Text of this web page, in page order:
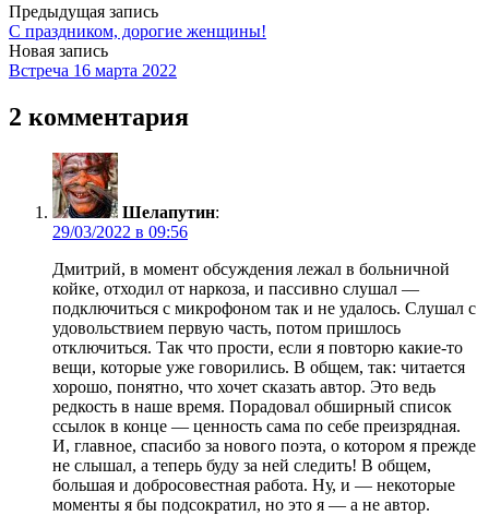
Предыдущая запись
С праздником, дорогие женщины!
Новая запись
Встреча 16 марта 2022
2 комментария
Шелапутин:
29/03/2022 в 09:56
Дмитрий, в момент обсуждения лежал в больничной
койке, отходил от наркоза, и пассивно слушал —
подключиться с микрофоном так и не удалось. Слушал с
удовольствием первую часть, потом пришлось
отключиться. Так что прости, если я повторю какие-то
вещи, которые уже говорились. В общем, так: читается
хорошо, понятно, что хочет сказать автор. Это ведь
редкость в наше время. Порадовал обширный список
ссылок в конце — ценность сама по себе преизрядная.
И, главное, спасибо за нового поэта, о котором я прежде
не слышал, а теперь буду за ней следить! В общем,
большая и добросовестная работа. Ну, и — некоторые
моменты я бы подсократил, но это я — а не автор.